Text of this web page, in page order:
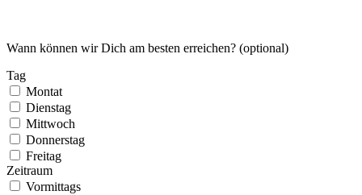
Wann können wir Dich am besten erreichen? (optional)
Tag
Montat
Dienstag
Mittwoch
Donnerstag
Freitag
Zeitraum
Vormittags